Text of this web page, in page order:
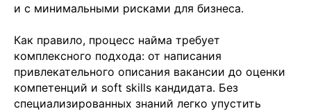
и с минимальными рисками для бизнеса.
Как правило, процесс найма требует
комплексного подхода: от написания
привлекательного описания вакансии до оценки
компетенций и soft skills кандидата. Без
специализированных знаний легко упустить